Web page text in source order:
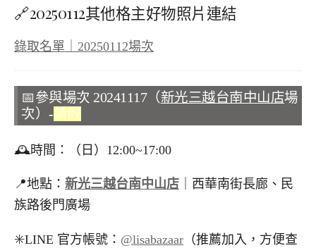
🔗20250112其他格主好物照片連結
錄取名單｜20250112場次
📅參與場次 20241117（新光三越台南中山店場
次）-請假
🕰️時間：（日）12:00~17:00
📍地點： 新光三越台南中山店 ｜西華南街長廊、民
族路後門廣場
✳️LINE 官方帳號： @lisabazaar （推薦加入，方便查